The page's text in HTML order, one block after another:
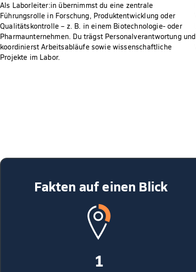
Als Laborleiter:in übernimmst du eine zentrale
Führungsrolle in Forschung, Produktentwicklung oder
Qualitätskontrolle – z. B. in einem Biotechnologie- oder
Pharmaunternehmen. Du trägst Personalverantwortung und
koordinierst Arbeitsabläufe sowie wissenschaftliche
Projekte im Labor.
Fakten auf einen Blick
1